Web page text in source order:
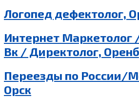
Логопед дефектолог,
Интернет Маркетолог
Вк / Директолог,
Переезды по России/
Орск